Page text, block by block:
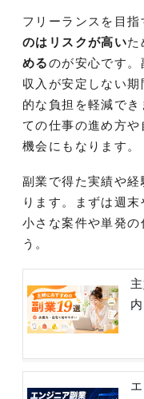
フリーランスを目指
のはリスクが高いた
めるのが安心です。
収入が安定しない
的な負担を軽減で
ての仕事の進め方
機会にもなります。
副業で得た実績や
ります。まずは週
小さな案件や単発の
う。